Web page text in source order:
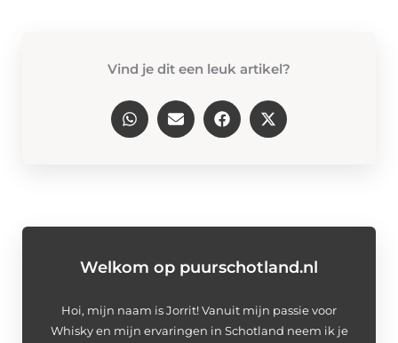
Vind je dit een leuk artikel?
Welkom op puurschotland.nl
Hoi, mijn naam is Jorrit! Vanuit mijn passie voor
Whisky en mijn ervaringen in Schotland neem ik je